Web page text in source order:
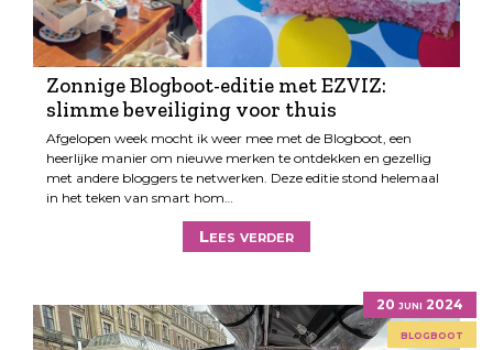
Zonnige Blogboot-editie met EZVIZ:
slimme beveiliging voor thuis
Afgelopen week mocht ik weer mee met de Blogboot, een
heerlijke manier om nieuwe merken te ontdekken en gezellig
met andere bloggers te netwerken. Deze editie stond helemaal
in het teken van smart hom…
Lees verder
20 juni 2024
blogboot